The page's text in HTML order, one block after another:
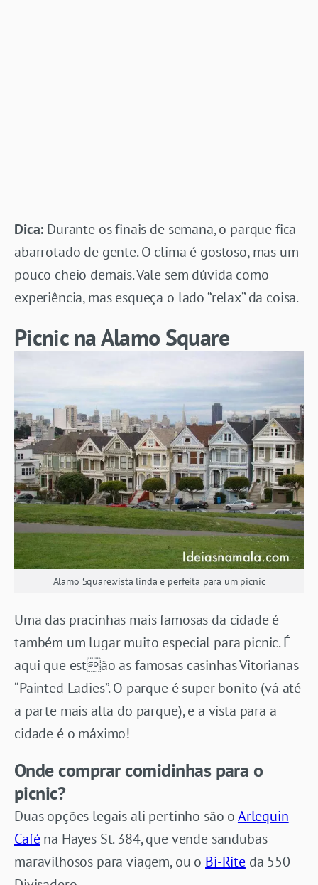
Dica: Durante os finais de semana, o parque fica
abarrotado de gente. O clima é gostoso, mas um
pouco cheio demais. Vale sem dúvida como
experiência, mas esqueça o lado “relax” da coisa.
Picnic na Alamo Square
Alamo Square:vista linda e perfeita para um picnic
Uma das pracinhas mais famosas da cidade é
também um lugar muito especial para picnic. É
aqui que estão as famosas casinhas Vitorianas
“Painted Ladies”. O parque é super bonito (vá até
a parte mais alta do parque), e a vista para a
cidade é o máximo!
Onde comprar comidinhas para o
picnic?
Duas opções legais ali pertinho são oArlequin
Caféna Hayes St. 384, que vende sandubas
maravilhosos para viagem, ou o Bi-Riteda 550